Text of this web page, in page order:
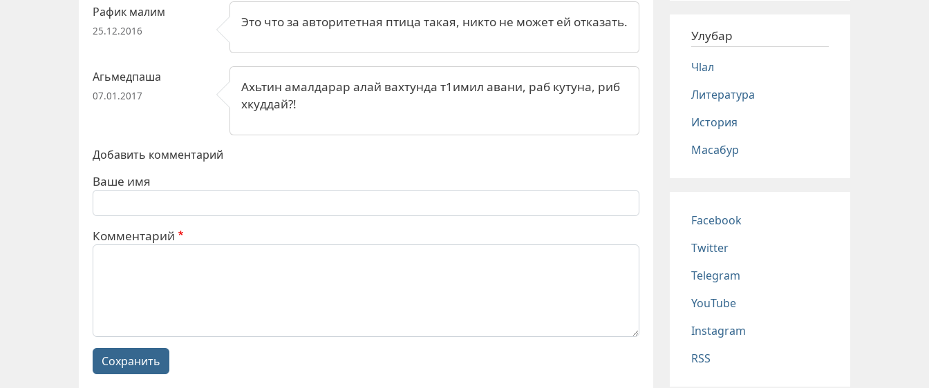
Рафик малим
25.12.2016
Это что за авторитетная птица такая, никто не может ей отказать.
Агьмедпаша
07.01.2017
Ахьтин амалдарар алай вахтунда т1имил авани, раб кутуна, риб
хкуддай?!
Добавить комментарий
Ваше имя
Комментарий
Сохранить
Улубар
Чlал
Литература
История
Масабур
Соц сети
Facebook
Twitter
Telegram
YouTube
Instagram
RSS